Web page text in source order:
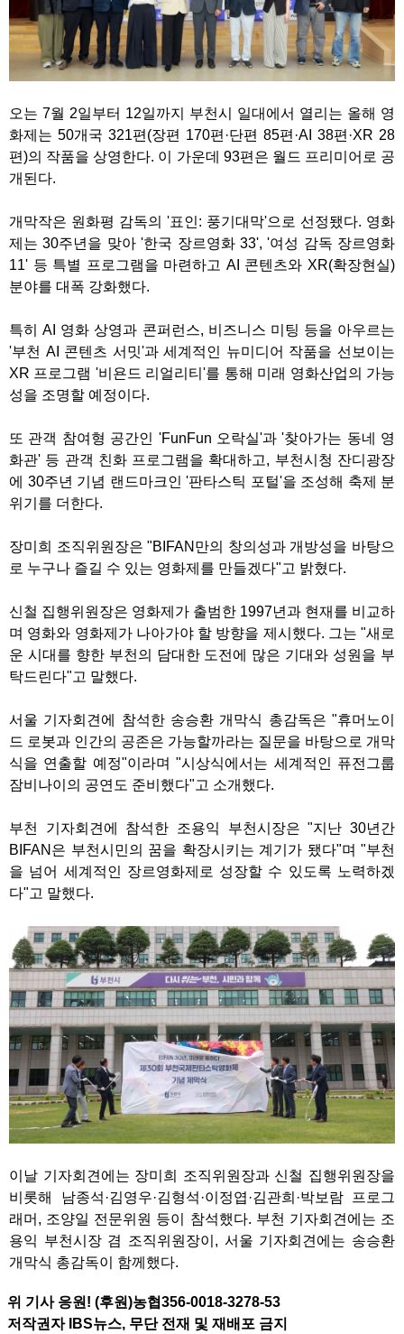
오는 7월 2일부터 12일까지 부천시 일대에서 열리는 올해 영
화제는 50개국 321편(장편 170편·단편 85편·AI 38편·XR 28
편)의 작품을 상영한다. 이 가운데 93편은 월드 프리미어로 공
개된다.
개막작은 원화평 감독의 '표인: 풍기대막'으로 선정됐다. 영화
제는 30주년을 맞아 '한국 장르영화 33', '여성 감독 장르영화
11' 등 특별 프로그램을 마련하고 AI 콘텐츠와 XR(확장현실)
분야를 대폭 강화했다.
특히 AI 영화 상영과 콘퍼런스, 비즈니스 미팅 등을 아우르는
'부천 AI 콘텐츠 서밋'과 세계적인 뉴미디어 작품을 선보이는
XR 프로그램 '비욘드 리얼리티'를 통해 미래 영화산업의 가능
성을 조명할 예정이다.
또 관객 참여형 공간인 'FunFun 오락실'과 '찾아가는 동네 영
화관' 등 관객 친화 프로그램을 확대하고, 부천시청 잔디광장
에 30주년 기념 랜드마크인 '판타스틱 포털'을 조성해 축제 분
위기를 더한다.
장미희 조직위원장은 "BIFAN만의 창의성과 개방성을 바탕으
로 누구나 즐길 수 있는 영화제를 만들겠다"고 밝혔다.
신철 집행위원장은 영화제가 출범한 1997년과 현재를 비교하
며 영화와 영화제가 나아가야 할 방향을 제시했다. 그는 "새로
운 시대를 향한 부천의 담대한 도전에 많은 기대와 성원을 부
탁드린다"고 말했다.
서울 기자회견에 참석한 송승환 개막식 총감독은 "휴머노이
드 로봇과 인간의 공존은 가능할까라는 질문을 바탕으로 개막
식을 연출할 예정"이라며 "시상식에서는 세계적인 퓨전그룹
잠비나이의 공연도 준비했다"고 소개했다.
부천 기자회견에 참석한 조용익 부천시장은 "지난 30년간
BIFAN은 부천시민의 꿈을 확장시키는 계기가 됐다"며 "부천
을 넘어 세계적인 장르영화제로 성장할 수 있도록 노력하겠
다"고 말했다.
이날 기자회견에는 장미희 조직위원장과 신철 집행위원장을
비롯해 남종석·김영우·김형석·이정엽·김관희·박보람 프로그
래머, 조양일 전문위원 등이 참석했다. 부천 기자회견에는 조
용익 부천시장 겸 조직위원장이, 서울 기자회견에는 송승환
개막식 총감독이 함께했다.
위 기사 응원! (후원)농협356-0018-3278-53
저작권자 IBS뉴스, 무단 전재 및 재배포 금지